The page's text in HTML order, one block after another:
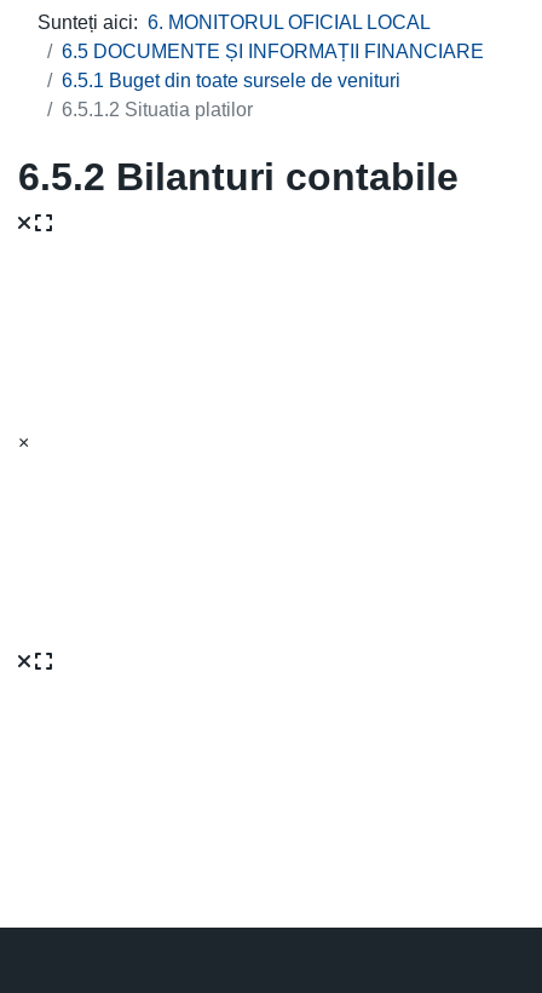
Sunteți aici: 6. MONITORUL OFICIAL LOCAL
6.5 DOCUMENTE ȘI INFORMAȚII FINANCIARE
6.5.1 Buget din toate sursele de venituri
6.5.1.2 Situatia platilor
6.5.2 Bilanturi contabile
×